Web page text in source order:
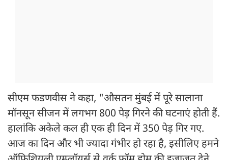
सीएम फडणवीस ने कहा, "औसतन मुंबई में पूरे सालाना
मॉनसून सीजन में लगभग 800 पेड़ गिरने की घटनाएं होती हैं.
हालांकि अकेले कल ही एक ही दिन में 350 पेड़ गिर गए.
आज का दिन और भी ज्यादा गंभीर हो रहा है, इसीलिए हमने